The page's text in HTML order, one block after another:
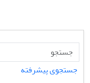
جستجوی پیشرفته